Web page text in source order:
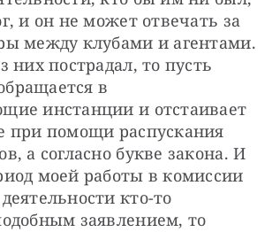
и он не может отвечать за
между клубами и агентами.
них пострадал, то пусть
в
инстанции и отстаивает
при помощи распускания
а согласно букве закона. И
моей работы в комиссии
кто-то
заявлением, то